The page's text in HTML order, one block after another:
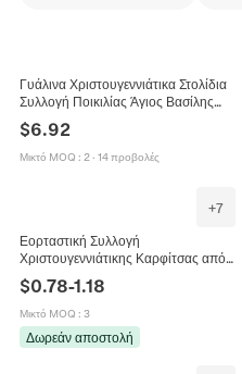
Γυάλινα Χριστουγεννιάτικα Στολίδια
Συλλογή Ποικιλίας Άγιος Βασίλης
Χιονάνθρωπος Κρεμαστά Μενταγιόν
για Εορταστική Διακόσμηση Δέντρου
$6.92
Μικτό MOQ : 2· 14 προβολές
+7
Εορταστική Συλλογή
Χριστουγεννιάτικης Καρφίτσας από
Κράμα Ψευδαργύρου Σμάλτο Στρας
Άγιος Βασίλης Τάρανδος
Χριστουγεννιάτικο Δέντρο Δώρο
$0.78-1.18
Μικτό MOQ : 3
Δωρεάν αποστολή